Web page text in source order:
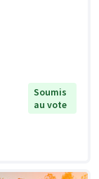
Soumis
au vote